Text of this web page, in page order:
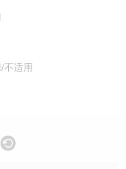
/不适用